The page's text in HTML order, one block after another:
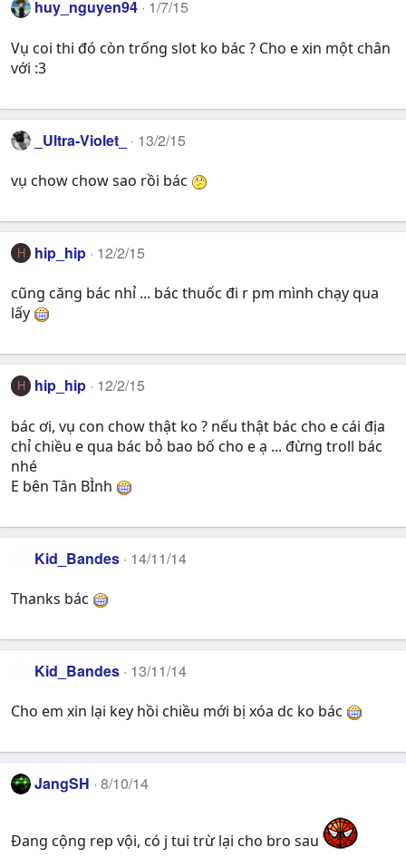
c
i
o
s
:
huy_nguyen94 1/7/15
Vụ coi thi đó còn trống slot ko bác ? Cho e xin một chân
với :3
_Ultra-Violet_ 13/2/15
vụ chow chow sao rồi bác
H hip_hip 12/2/15
cũng căng bác nhỉ ... bác thuốc đi r pm mình chạy qua
lấy
H hip_hip 12/2/15
bác ơi, vụ con chow thật ko ? nếu thật bác cho e cái địa
chỉ chiều e qua bác bỏ bao bố cho e ạ ... đừng troll bác
nhé
E bên Tân BÌnh
Kid_Bandes 14/11/14
Thanks bác
Kid_Bandes 13/11/14
Cho em xin lại key hồi chiều mới bị xóa dc ko bác
JangSH 8/10/14
Đang cộng rep vội, có j tui trừ lại cho bro sau